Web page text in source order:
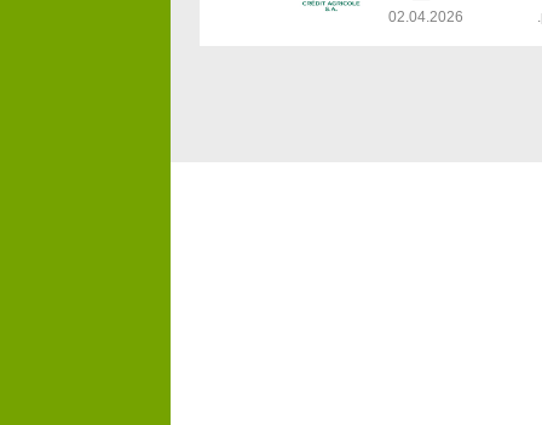
02.04.2026